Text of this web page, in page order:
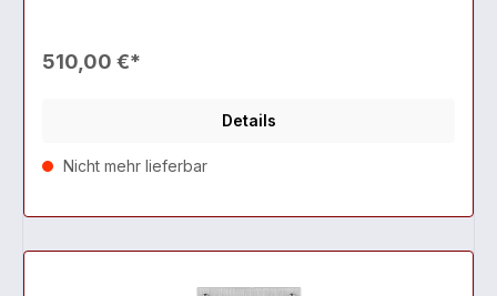
510,00 €*
Details
Nicht mehr lieferbar